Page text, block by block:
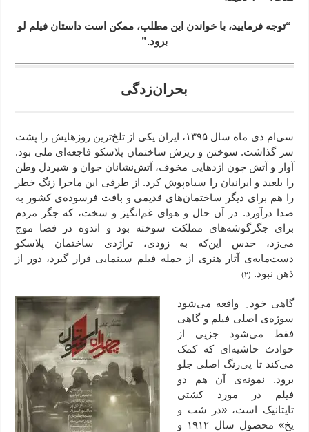
“توجه فرمایید،‌ با خواندن این مطلب، ممکن است داستان فیلم لو
برود.”
سی‌ام دی ماه سال ۱۳۹۵، ایران یکی از تلخ‌‌ترین روزهایش را پشت
سر گذاشت. سوختن و ریزش ساختمان پلاسکو فاجعه‌ای ملی بود.
آوار و آتش چون اژدهایی مخوف، آتش‌نشانان جوان و شیردل وطن
را بلعید و ایرانیان را سیاه‌پوش کرد. از طرفی این ماجرا زنگ خطر
را هم برای دیگر ساختمان‌های قدیمی و بافت فرسوده‌ی کشور به
صدا درآورد. در آن حال و هوای غم‌انگیز و سخت، که جگر مردم
برای جگرگوشه‌های مملکت سوخته بود و اندوه در فضا موج
می‌زد، حدس این‌که به زودی، تراژدی ساختمان پلاسکو
دست‌مایه‌ی آثار هنری از جمله فیلم سینمایی قرار گیرد، دور از
ذهن نبود. (۲)
گاهی خود ِ واقعه می‌شود
سوژه‌ی اصلی فیلم و گاهی
فقط می‌شود جزیی از
حوادث حاشیه‌ای که کمک
می‌کند تا پی‌رنگ اصلی جلو
برود. نمونه‌ی آن هم دو
فیلم در مورد کشتی
تایتانیک است، «در شب و
یخ» محصول سال ۱۹۱۲ و